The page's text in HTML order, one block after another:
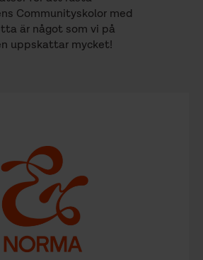
Communityskolor med
är något som vi på
uppskattar mycket!